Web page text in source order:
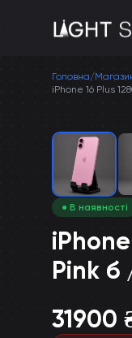
Головна/
iPhone 16 Plus
● В наявності
iPhone
Pink б
31900